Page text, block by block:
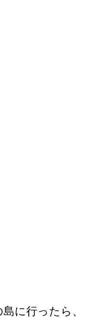
に行ったら、